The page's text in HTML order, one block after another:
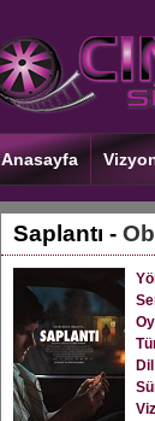
Anasayfa
Saplantı -